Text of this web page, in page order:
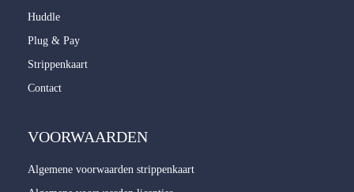
Huddle
Plug & Pay
Strippenkaart
Contact
VOORWAARDEN
Algemene voorwaarden strippenkaart